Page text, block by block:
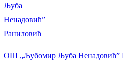
ОШ „Љубомир Љуба Ненадовић”